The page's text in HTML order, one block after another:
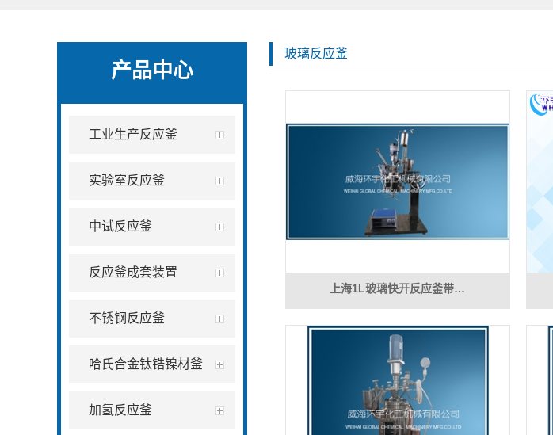
产品中心
工业生产反应釜
实验室反应釜
中试反应釜
反应釜成套装置
不锈钢反应釜
哈氏合金钛锆镍材釜
加氢反应釜
玻璃反应釜
上海1L玻璃快开反应釜带…